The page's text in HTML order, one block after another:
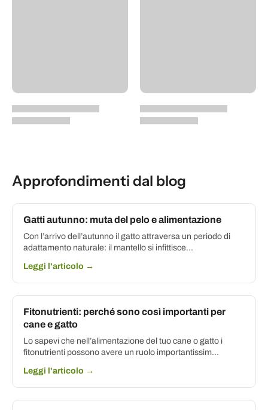
Approfondimenti dal blog
Gatti autunno: muta del pelo e alimentazione
Con l’arrivo dell’autunno il gatto attraversa un periodo di
adattamento naturale: il mantello si infittisce...
Leggi l'articolo →
Fitonutrienti: perché sono così importanti per
cane e gatto
Lo sapevi che nell’alimentazione del tuo cane o gatto i
fitonutrienti possono avere un ruolo importantissim...
Leggi l'articolo →